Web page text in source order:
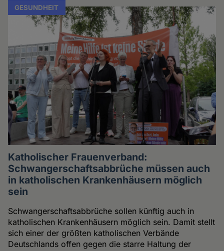
GESUNDHEIT
Katholischer Frauenverband:
Schwangerschaftsabbrüche müssen auch
in katholischen Krankenhäusern möglich
sein
Schwangerschaftsabbrüche sollen künftig auch in
katholischen Krankenhäusern möglich sein. Damit stellt
sich einer der größten katholischen Verbände
Deutschlands offen gegen die starre Haltung der